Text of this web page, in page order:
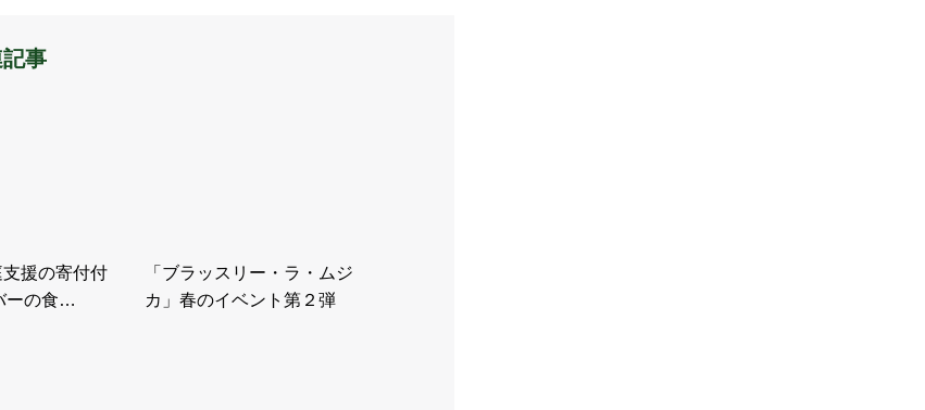
記事
支援の寄付付
ーの食…
「ブラッスリー・ラ・ムジ
カ」春のイベント第２弾